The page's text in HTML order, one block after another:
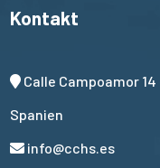
Kontakt
Calle Campoamor
Spanien
info@cchs.es